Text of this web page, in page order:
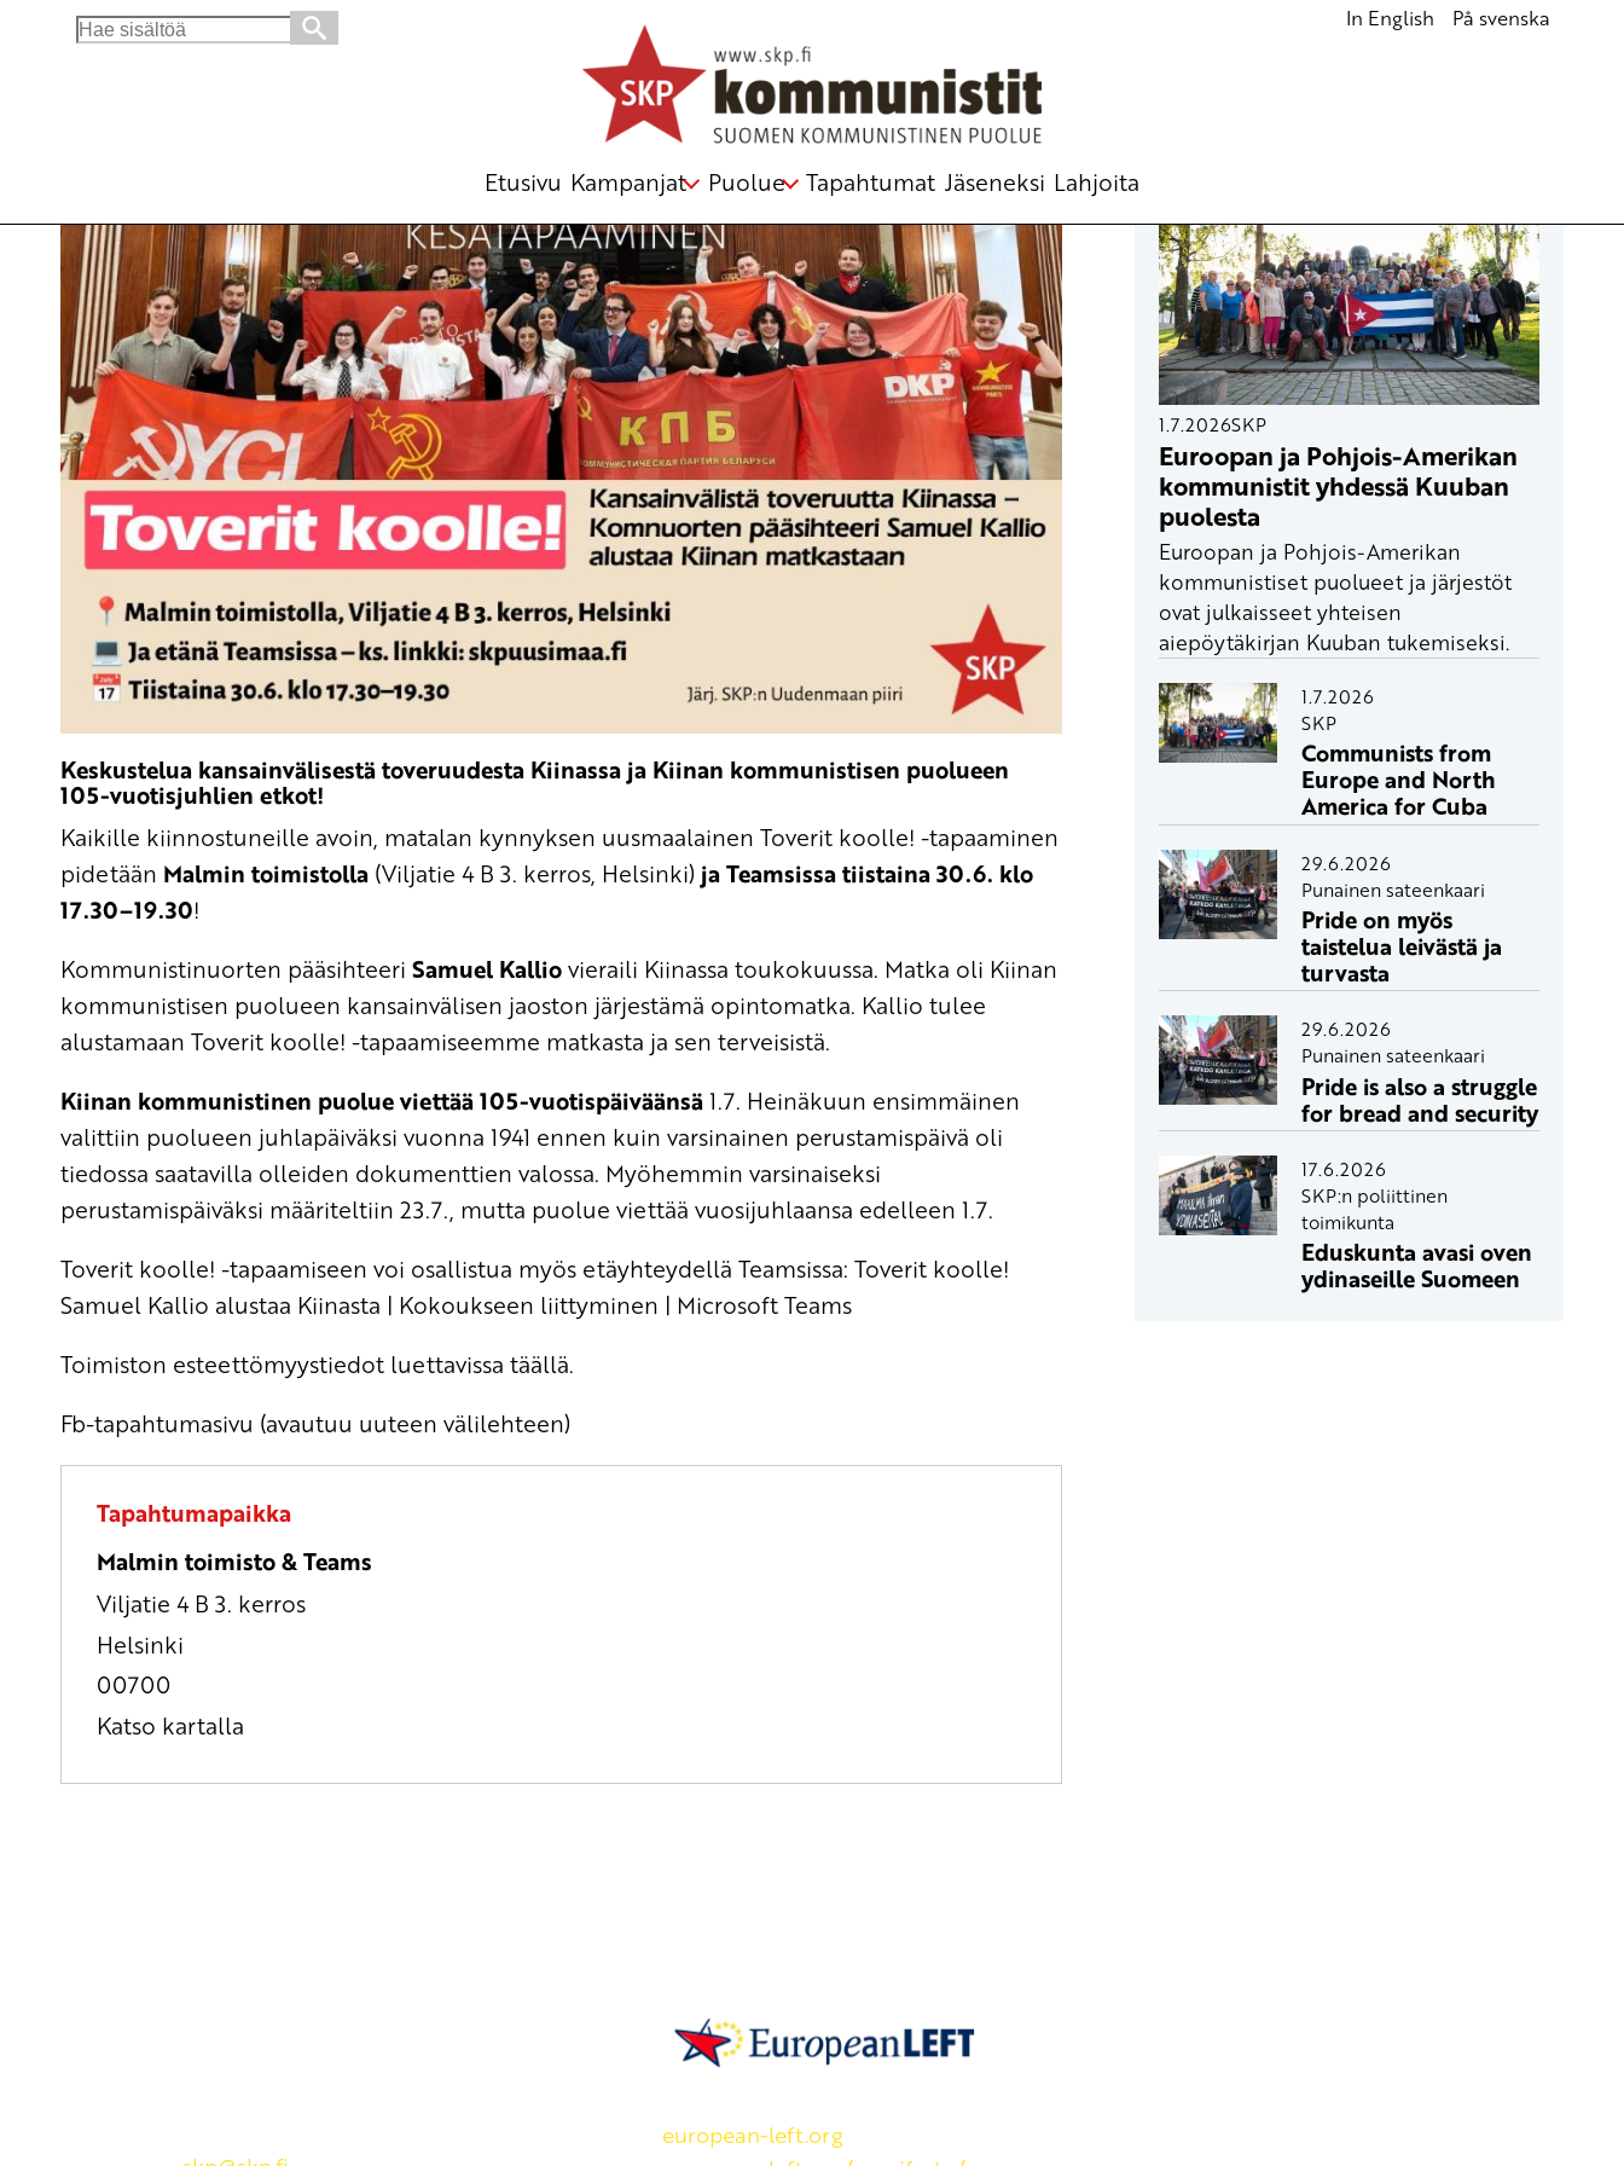
Search
In English På svenska
Etusivu Kampanjat Puolue Tapahtumat Jäseneksi Lahjoita
Toverit koolle! -kesätapaaminen: Kansainvälistä toveruutta Kiinassa
Keskustelua kansainvälisestä toveruudesta Kiinassa ja Kiinan kommunistisen puolueen
105-vuotisjuhlien etkot!
Kaikille kiinnostuneille avoin, matalan kynnyksen uusmaalainen Toverit koolle! -tapaaminen
pidetään Malmin toimistolla (Viljatie 4 B 3. kerros, Helsinki) ja Teamsissa tiistaina 30.6. klo
17.30–19.30!
Kommunistinuorten pääsihteeri Samuel Kalliovieraili Kiinassa toukokuussa. Matka oli Kiinan
kommunistisen puolueen kansainvälisen jaoston järjestämä opintomatka. Kallio tulee
alustamaan Toverit koolle! -tapaamiseemme matkasta ja sen terveisistä.
Kiinan kommunistinen puolue viettää 105-vuotispäiväänsä 1.7. Heinäkuun ensimmäinen
valittiin puolueen juhlapäiväksi vuonna 1941 ennen kuin varsinainen perustamispäivä oli
tiedossa saatavilla olleiden dokumenttien valossa. Myöhemmin varsinaiseksi
perustamispäiväksi määriteltiin 23.7., mutta puolue viettää vuosijuhlaansa edelleen 1.7.
Toverit koolle! -tapaamiseen voi osallistua myös etäyhteydellä Teamsissa: Toverit koolle!
Samuel Kallio alustaa Kiinasta | Kokoukseen liittyminen | Microsoft Teams
Toimiston esteettömyystiedot luettavissa täällä.
Fb-tapahtumasivu (avautuu uuteen välilehteen)
Tapahtumapaikka
Malmin toimisto & Teams
Viljatie 4 B 3. kerros
Helsinki
00700
Katso kartalla
1.7.2026SKP
Euroopan ja Pohjois-Amerikan
kommunistit yhdessä Kuuban
puolesta
Euroopan ja Pohjois-Amerikan
kommunistiset puolueet ja järjestöt
ovat julkaisseet yhteisen
aiepöytäkirjan Kuuban tukemiseksi.
1.7.2026
SKP
Communists from
Europe and North
America for Cuba
29.6.2026
Punainen sateenkaari
Pride on myös
taistelua leivästä ja
turvasta
29.6.2026
Punainen sateenkaari
Pride is also a struggle
for bread and security
17.6.2026
SKP:n poliittinen
toimikunta
Eduskunta avasi oven
ydinaseille Suomeen
european-left.org